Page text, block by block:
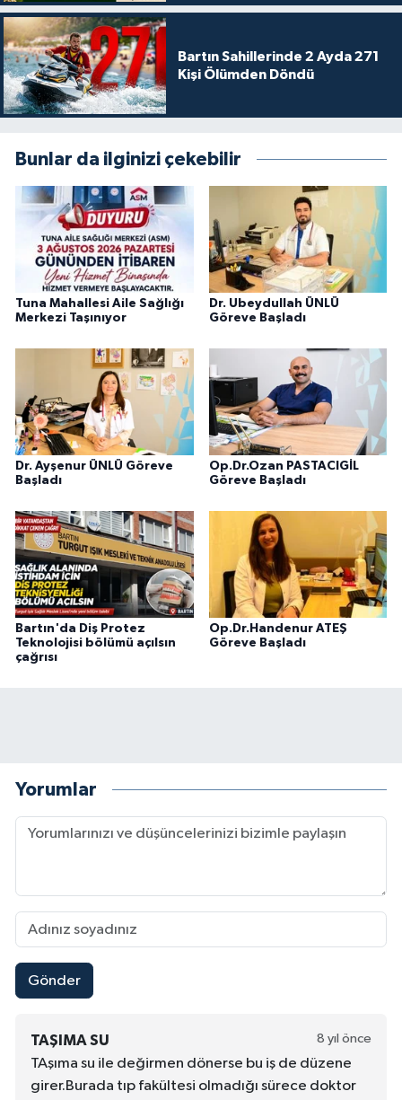
Bartın Sahillerinde 2 Ayda 271
Kişi Ölümden Döndü
Bunlar da ilginizi çekebilir
Tuna Mahallesi Aile Sağlığı
Merkezi Taşınıyor
Dr. Ubeydullah ÜNLÜ
Göreve Başladı
Dr. Ayşenur ÜNLÜ Göreve
Başladı
Op.Dr.Ozan PASTACIGİL
Göreve Başladı
Bartın'da Diş Protez
Teknolojisi bölümü açılsın
çağrısı
Op.Dr.Handenur ATEŞ
Göreve Başladı
Yorumlar
Gönder
TAŞIMA SU 8 yıl önce
TAşıma su ile değirmen dönerse bu iş de düzene
girer.Burada tıp fakültesi olmadığı sürece doktor